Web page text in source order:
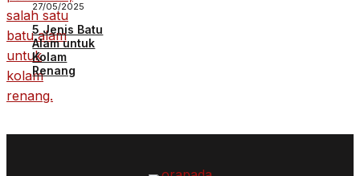
27/05/2025
5 Jenis Batu
Alam untuk
Kolam
Renang